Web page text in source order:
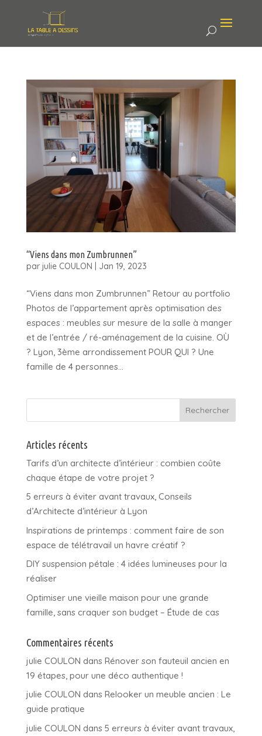
“Viens dans mon Zumbrunnen”
par julie COULON Jan 19, 2023
“Viens dans mon Zumbrunnen” Retour au portfolio
Photos de l’appartement après optimisation des
espaces : meubles sur mesure de la salle à manger
et de l’entrée / ré-aménagement de la cuisine. OÙ
? Lyon, 3ème arrondissement POUR QUI ? Une
famille de 4 personnes...
Articles récents
Tarifs d’un architecte d’intérieur : combien coûte
chaque étape de votre projet ?
5 erreurs à éviter avant travaux, Conseils
d’Architecte d’intérieur à Lyon
Inspirations de printemps : comment faire de son
espace de télétravail un havre créatif ?
DIY suspension pétale : 4 idées lumineuses pour la
réaliser
Optimiser une vieille maison pour une grande
famille, sans craquer son budget – Étude de cas
Commentaires récents
julie COULON dans Rénover son fauteuil ancien en
19 étapes, pour une déco authentique !
julie COULON dans Relooker un meuble ancien : Le
guide pratique
julie COULON dans 5 erreurs à éviter avant travaux,